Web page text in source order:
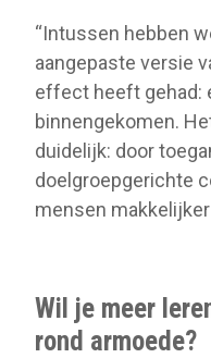
“Intussen hebben
aangepaste versie
effect heeft gehad:
binnengekomen.
duidelijk: door
doelgroepgerichte
mensen
Wil je meer
rond armoede?